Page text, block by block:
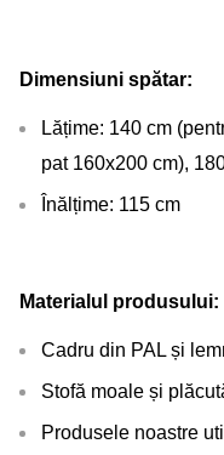
Dimensiuni spătar:
Lățime: 140 cm
pat 160x200 cm),
Înălțime: 115 cm
Materialul produsului:
Cadru din PAL și
Stofă moale și
Produsele noastre